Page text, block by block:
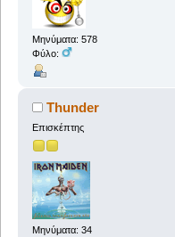
Μηνύματα: 578
Φύλο:
Thunder
Επισκέπτης
Μηνύματα: 34